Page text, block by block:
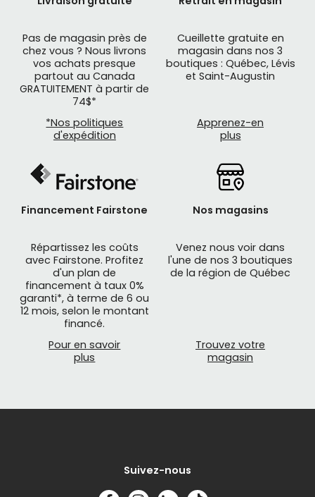
Pas de magasin près de
chez vous ? Nous livrons
vos achats presque
partout au Canada
GRATUITEMENT à partir de
74$*
*Nos politiques
d'expédition
Cueillette gratuite en
magasin dans nos 3
boutiques : Québec, Lévis
et Saint-Augustin
Apprenez-en
plus
Financement Fairstone
Répartissez les coûts
avec Fairstone. Profitez
d'un plan de
financement à taux 0%
garanti*, à terme de 6 ou
12 mois, selon le montant
financé.
Pour en savoir
plus
Nos magasins
Venez nous voir dans
l'une de nos 3 boutiques
de la région de Québec
Trouvez votre
magasin
Suivez-nous